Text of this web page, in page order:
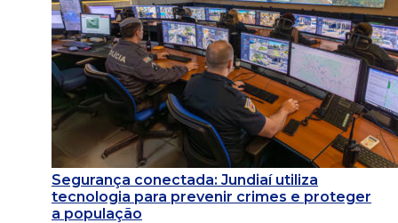
Segurança conectada: Jundiaí utiliza
tecnologia para prevenir crimes e proteger
a população